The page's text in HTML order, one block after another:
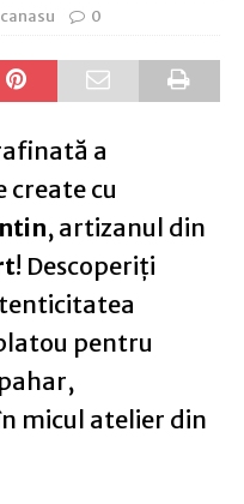
0
a
create cu
, artizanul din
! Descoperiți
pentru
micul atelier din